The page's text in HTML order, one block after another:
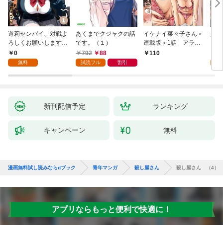
遊莉センパイ、対戦よ
ろしくお願いします。
1 0
無料
あくまでクジャクの話
です。（１）
792
88
試読フル 割引
イケナイ菜々子さん＜
連載版＞1話 アラフ
ォー女神と初体験
110
異
新刊配信予定 ランキング
キャンペーン 無料
漫画無料試し読みならdブック 青年マンガ 殺し屋さん 殺し屋さん （4）
アプリならもっと便利で快適に！